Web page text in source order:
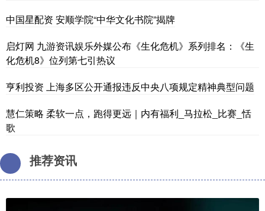
中国星配资 安顺学院“中华文化书院”揭牌
启灯网 九游资讯娱乐外媒公布《生化危机》系列排名：《生
化危机8》位列第七引热议
亨利投资 上海多区公开通报违反中央八项规定精神典型问题
慧仁策略 柔软一点，跑得更远｜内有福利_马拉松_比赛_恬
歌
推荐资讯